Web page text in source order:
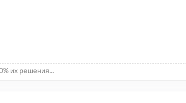
их решения...